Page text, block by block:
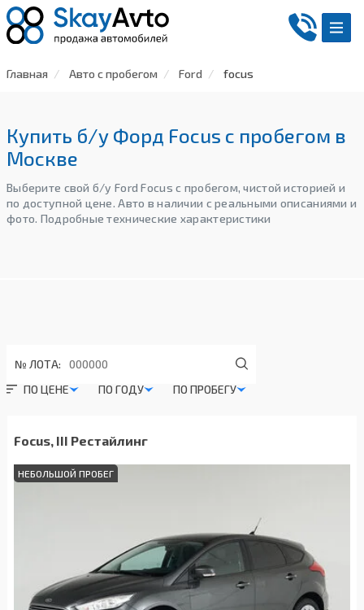
Главная Авто с пробегом Ford focus
Купить б/у Форд Focus с пробегом в
Москве
Выберите свой б/у Ford Focus с пробегом, чистой историей и
по доступной цене. Авто в наличии с реальными описаниями и
фото. Подробные технические характеристики
№ ЛОТА:
ПО ЦЕНЕ
ПО ГОДУ ПО ПРОБЕГУ
Focus, III Рестайлинг
НЕБОЛЬШОЙ ПРОБЕГ